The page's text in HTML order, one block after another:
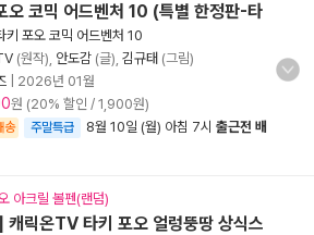
오 코믹 어드벤처 10 (특별 한정판-타
키 포오 코믹 어드벤처 10
(원작), 안도감 (글), 김규태 (그림)
2026년 01월
원 (20% 할인 / 1,900원)
송 주말특급 8월 10일 (월) 아침 7시 출근전 배
아크릴 볼펜(랜덤)
캐릭온TV 타키 포오 얼렁뚱땅 상식스